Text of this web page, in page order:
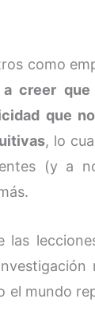
como
a creer
que
, lo
(y a
el mundo